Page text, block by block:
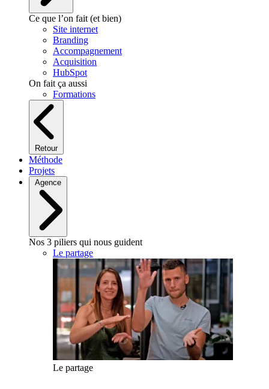
Ce que l’on fait (et bien)
Site internet
Branding
Accompagnement
Acquisition
HubSpot
On fait ça aussi
Formations
Retour
Méthode
Projets
Agence
Nos 3 piliers qui nous guident
Le partage
Le partage